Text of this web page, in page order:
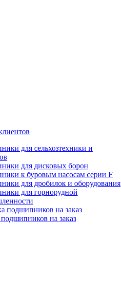
для сельхозтехники и
для дисковых борон
к буровым насосам серии F
для дробилок и оборудования
для горнорудной
подшипников на заказ
на заказ